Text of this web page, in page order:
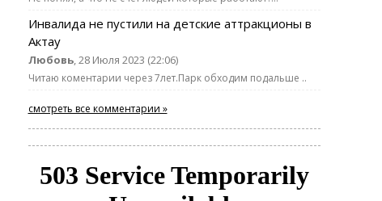
Инвалида не пустили на детские аттракционы в
Актау
Любовь, 28 Июля 2023 (22:06)
Читаю коментарии через 7лет.Парк обходим подальше ..
смотреть все комментарии »